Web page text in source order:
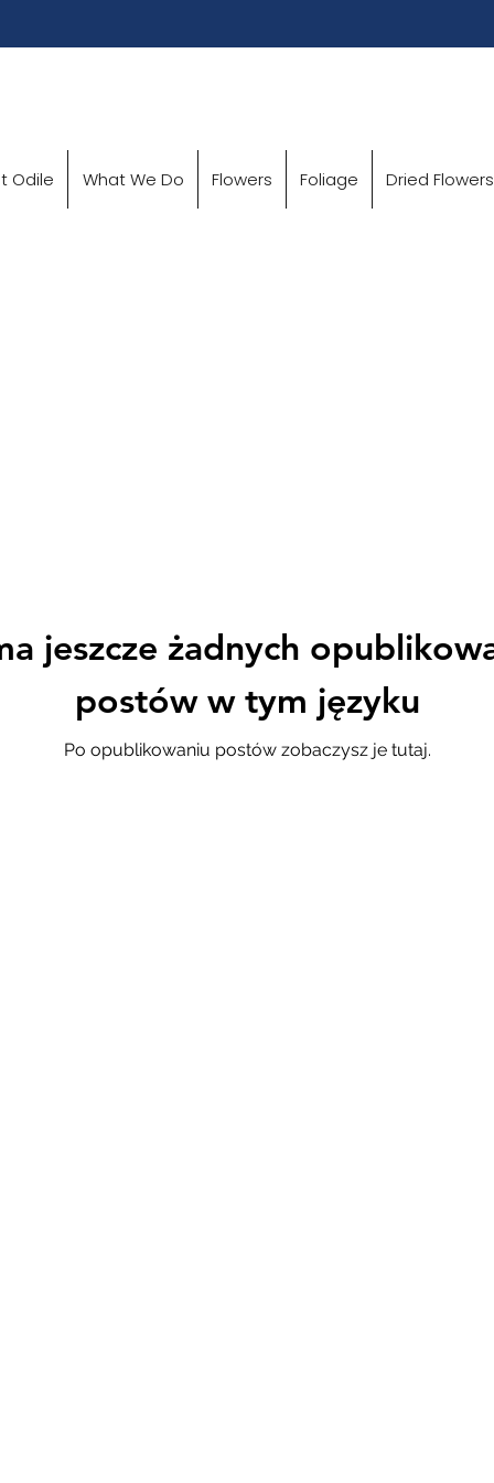
Odile What We Do Flowers Foliage Dried Flowers
jeszcze żadnych
postów w tym języku
Po opublikowaniu postów zobaczysz je tutaj.